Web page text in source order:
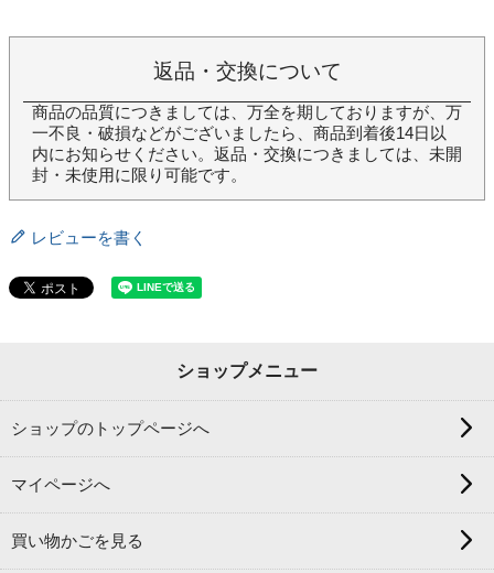
返品・交換について
商品の品質につきましては、万全を期しておりますが、万
一不良・破損などがございましたら、商品到着後14日以
内にお知らせください。返品・交換につきましては、未開
封・未使用に限り可能です。
レビューを書く
ショップメニュー
ショップのトップページへ
マイページへ
買い物かごを見る